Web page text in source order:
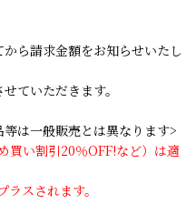
ら請求金額をお知らせいたし
ていただきます。
は一般販売とは異なります>
買い割引20％OFF!など）は適
スされます。